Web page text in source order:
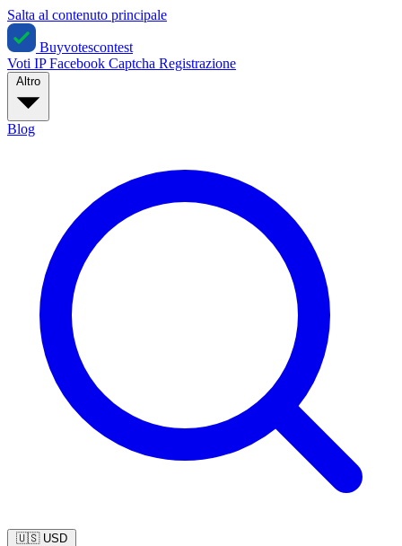
Salta al contenuto principale
Buyvotescontest
Voti IPFacebook Captcha Registrazione
Blog
🇺🇸 USD